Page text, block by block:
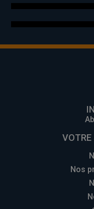
VOTRE
Nos